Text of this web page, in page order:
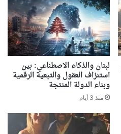
لبنان والذكاء الاصطناعي: بين
استنزاف العقول والتبعية الرقمية
وبناء الدولة المنتجة
منذ 3 أيام